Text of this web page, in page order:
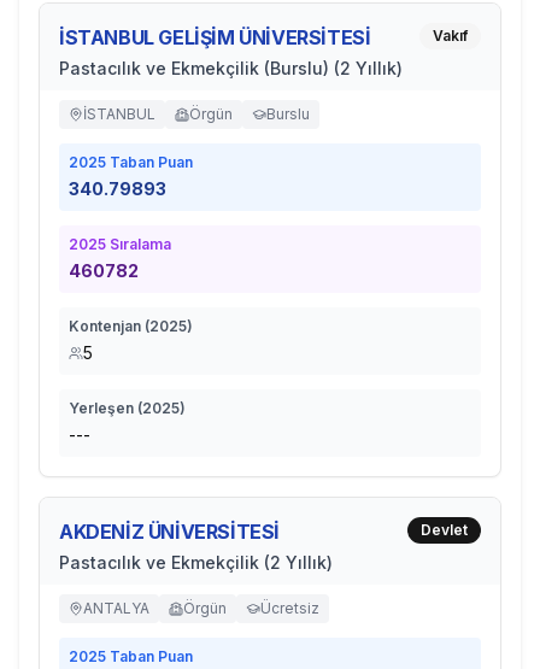
İSTANBUL GELİŞİM ÜNİVERSİTESİ
Pastacılık ve Ekmekçilik (Burslu) (2 Yıllık)
Vakıf
İSTANBUL Örgün Burslu
2025 Taban Puan
340.79893
2025 Sıralama
460782
Kontenjan (2025)
5
Yerleşen (2025)
---
AKDENİZ ÜNİVERSİTESİ
Pastacılık ve Ekmekçilik (2 Yıllık)
Devlet
ANTALYA Örgün Ücretsiz
2025 Taban Puan